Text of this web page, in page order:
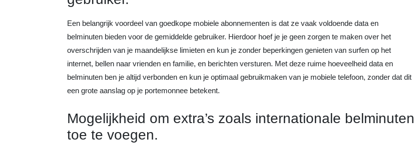
Een belangrijk voordeel van goedkope mobiele abonnementen is dat ze vaak voldoende data en
belminuten bieden voor de gemiddelde gebruiker. Hierdoor hoef je je geen zorgen te maken over het
overschrijden van je maandelijkse limieten en kun je zonder beperkingen genieten van surfen op het
internet, bellen naar vrienden en familie, en berichten versturen. Met deze ruime hoeveelheid data en
belminuten ben je altijd verbonden en kun je optimaal gebruikmaken van je mobiele telefoon, zonder dat dit
een grote aanslag op je portemonnee betekent.
Mogelijkheid om extra’s zoals internationale belminuten
toe te voegen.